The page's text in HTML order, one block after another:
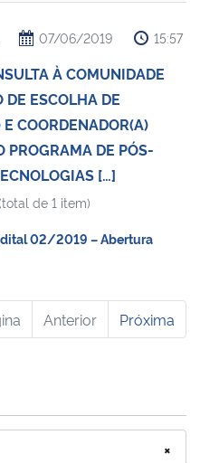
07/06/2019 15:57
À COMUNIDADE
DE ESCOLHA DE
COORDENADOR(A)
PROGRAMA DE PÓS-
[…]
de 1 item)
02/2019 – Abertura
Anterior Próxima
×